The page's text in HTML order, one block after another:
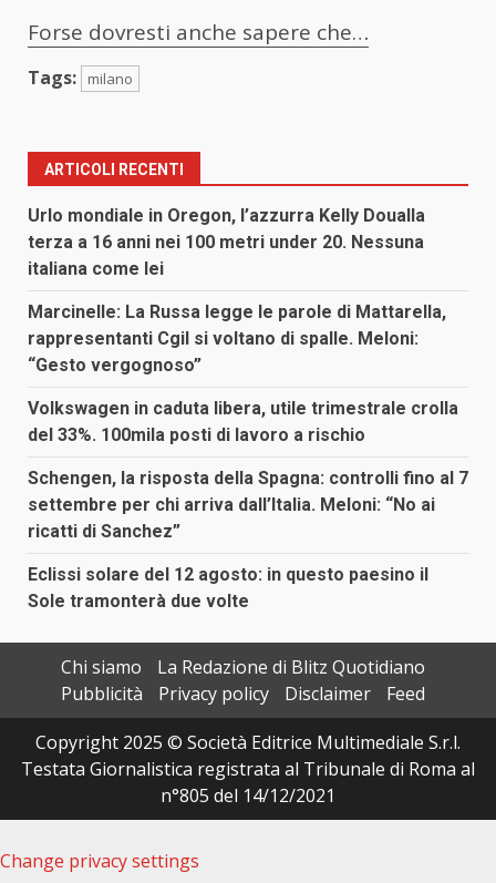
Forse dovresti anche sapere che…
Tags: milano
ARTICOLI RECENTI
Urlo mondiale in Oregon, l’azzurra Kelly Doualla
terza a 16 anni nei 100 metri under 20. Nessuna
italiana come lei
Marcinelle: La Russa legge le parole di Mattarella,
rappresentanti Cgil si voltano di spalle. Meloni:
“Gesto vergognoso”
Volkswagen in caduta libera, utile trimestrale crolla
del 33%. 100mila posti di lavoro a rischio
Schengen, la risposta della Spagna: controlli fino al 7
settembre per chi arriva dall’Italia. Meloni: “No ai
ricatti di Sanchez”
Eclissi solare del 12 agosto: in questo paesino il
Sole tramonterà due volte
Chi siamo
La Redazione di Blitz Quotidiano
Pubblicità
Privacy policy Disclaimer
Feed
Copyright 2025 © Società Editrice Multimediale S.r.l.
Testata Giornalistica registrata al Tribunale di Roma al
n°805 del 14/12/2021
Change privacy settings